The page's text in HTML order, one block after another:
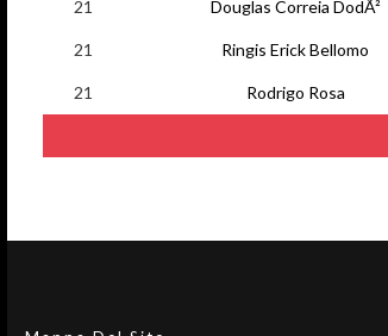
21 Douglas Correia DodÃ²
21 Ringis Erick Bellomo
21 Rodrigo Rosa